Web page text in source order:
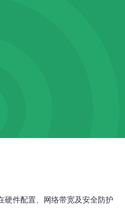
硬件配置、网络带宽及安全防护